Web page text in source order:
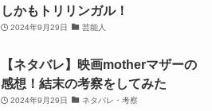
しかもトリリンガル！
2024年9月29日 芸能人
【ネタバレ】映画motherマザーの
感想！結末の考察をしてみた
2024年9月29日 ネタバレ・考察